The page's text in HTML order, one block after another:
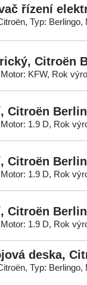
řízení
Typ:
Citroën
KFW, Rok
Citroën
1.9 D, Rok
Citroën
1.9 D, Rok
Citroën
1.9 D, Rok
deska,
Typ: